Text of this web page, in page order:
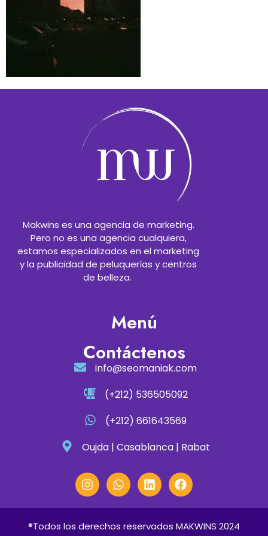
Makwins es una agencia de marketing.
Pero no es una agencia cualquiera,
estamos especializados en el marketing
y la publicidad de peluquerías y centros
de belleza.
Menú
Contáctenos
info@seomaniak.com
(+212) 536505092
(+212) 661643569
Oujda | Casablanca | Rabat
®Todos los derechos reservados MAKWINS 2024